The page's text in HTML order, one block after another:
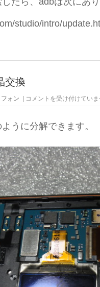
studio/intro/
交換
ォン
Casio
CA007
ラ
晶
交
換
は
コメントを受け付けてい
うに分解できます。